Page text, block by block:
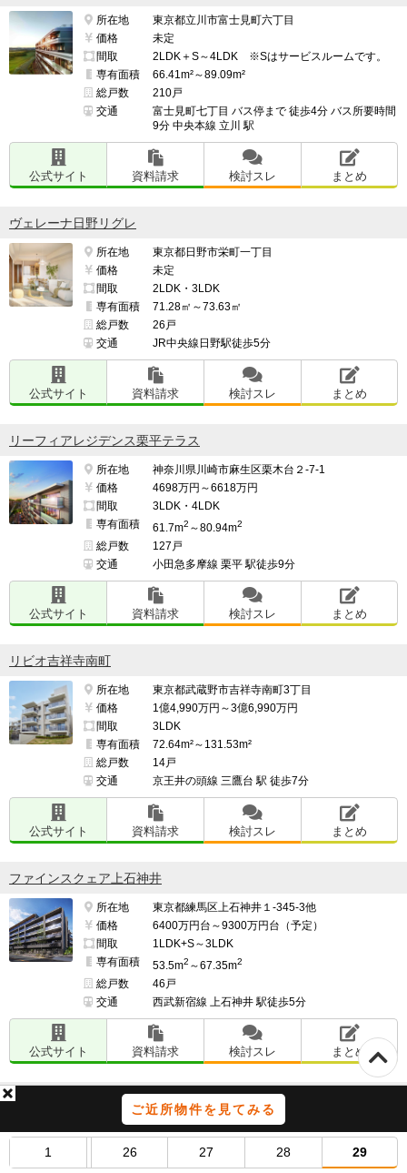
ご近所物件を見てみる
1 26 27 28 29
買い物に便利で管理費など捨てる金が他のマンションに
比べて少ない。
（※管理担当より）
当コーナーでは、入居者・契約者の方からのクチコミを
募集しています。
https://e-ma.co/q2FKk
所在地
東京都立川市富士見町六丁目
価格
未定
間取
2LDK＋S～4LDK ※Sはサービスルームです。
専有面積
66.41m²～89.09m²
総戸数
210戸
交通
富士見町七丁目 バス停まで 徒歩4分 バス所要時間
9分 中央本線 立川 駅
公式サイト 資料請求 検討スレ まとめ
ヴェレーナ日野リグレ
所在地
東京都日野市栄町一丁目
価格
未定
間取
2LDK・3LDK
専有面積
71.28㎡～73.63㎡
総戸数
26戸
交通
JR中央線日野駅徒歩5分
公式サイト 資料請求 検討スレ まとめ
リーフィアレジデンス栗平テラス
所在地
神奈川県川崎市麻生区栗木台２-7-1
価格
4698万円～6618万円
間取
3LDK・4LDK
専有面積
61.7m2 ～80.94m2
総戸数
127戸
交通
小田急多摩線 栗平 駅徒歩9分
公式サイト 資料請求 検討スレ まとめ
リビオ吉祥寺南町
所在地
東京都武蔵野市吉祥寺南町3丁目
価格
1億4,990万円～3億6,990万円
間取
3LDK
専有面積
72.64m²～131.53m²
総戸数
14戸
交通
京王井の頭線 三鷹台 駅 徒歩7分
公式サイト 資料請求 検討スレ まとめ
ファインスクェア上石神井
所在地
東京都練馬区上石神井１-345-3他
価格
6400万円台～9300万円台（予定）
間取
1LDK+S～3LDK
専有面積
53.5m2 ～67.35m2
総戸数
46戸
交通
西武新宿線 上石神井 駅徒歩5分
公式サイト 資料請求 検討スレ まとめ
ANESIA THE CENTRAL（アネシア ザ・セントラル）
所在地
東京都昭島市もくせいの杜２-50-3
5660万円～6980万円